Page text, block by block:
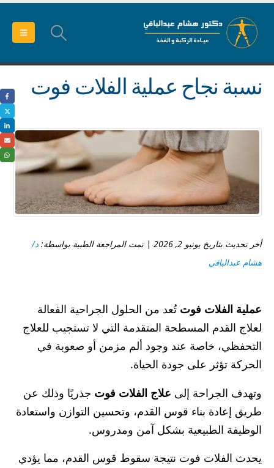
نسبة نجاح عملية الفلات فوت
أخر تحديث بتاريخ يونيو 2, 2026 | تمت المراجعة الطبية بواسطة:
د/
هشام عبدالباقي
عملية الفلات فوت تُعد من الحلول الجراحية الفعالة
لعلاج القدم المسطحة المتقدمة التي لا تستجيب للعلاج
التحفظي، خاصة عند وجود ألم مزمن أو صعوبة في
الحركة تؤثر على جودة الحياة.
وتهدف الجراحة إلى علاج الفلات فوت جذريًا وذلك عن
طريق إعادة بناء قوس القدم، وتحسين التوازن واستعادة
الوظيفة الطبيعية بشكل آمن ومدروس.
يحدث الفلات فوت نتيجة سقوط قوس القدم، مما يؤدي